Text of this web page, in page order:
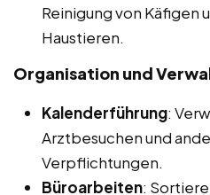
Reinigung von Käfigen
Haustieren.
Organisation und
Kalenderführung:
Arztbesuchen und
Verpflichtungen.
Büroarbeiten: